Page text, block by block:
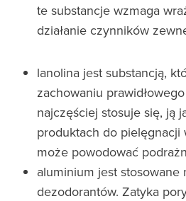
te substancje wzmaga
działanie czynników
lanolina jest substancją,
zachowaniu
najczęściej stosuje się, ją
produktach do pielęgnacji
może powodować
aluminium jest stosowane
dezodorantów. Zatyka